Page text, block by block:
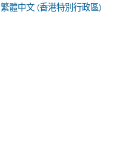
繁體中文 (香港特別行政區)